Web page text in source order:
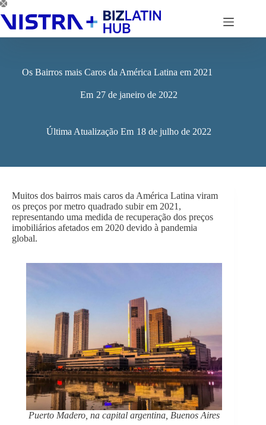
Pular
para
conteúdo
Os Bairros mais Caros da América Latina em 2021
Em 27 de janeiro de 2022
Última Atualização Em 18 de julho de 2022
Muitos dos bairros mais caros da América Latina viram
os preços por metro quadrado subir em 2021,
representando uma medida de recuperação dos preços
imobiliários afetados em 2020 devido à pandemia
global.
Puerto Madero, na capital argentina, Buenos Aires